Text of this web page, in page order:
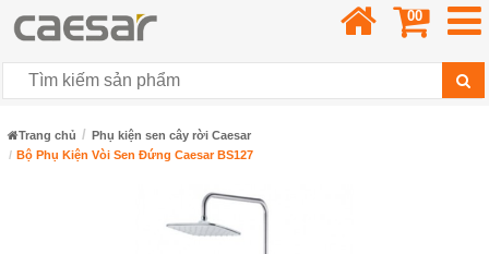
00
Trang chủ
Phụ kiện sen cây rời Caesar
Bộ Phụ Kiện Vòi Sen Đứng Caesar BS127